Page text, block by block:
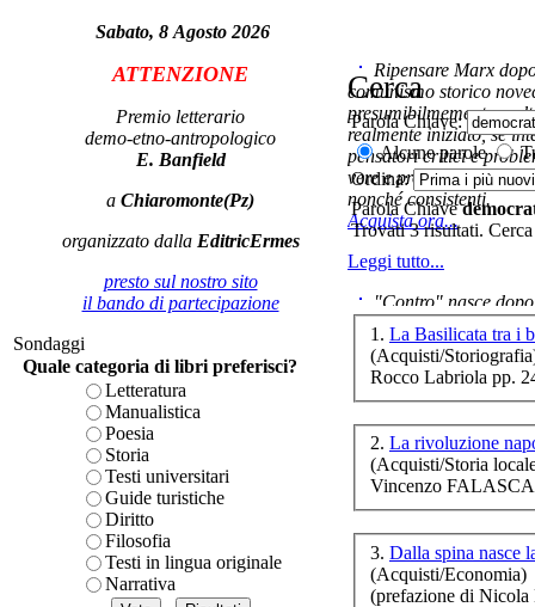
di
Sabato, 8 Agosto 2026
ATTENZIONE
Premio letterario
demo-etno-antropologico
E. Banfield
a Chiaromonte(Pz)
organizzato dalla EditricErmes
presto sul nostro sito
il bando di partecipazione
Sondaggi
Quale categoria di libri preferisci?
Letteratura
Manualistica
Poesia
Storia
Testi universitari
Guide turistiche
Diritto
Filosofia
Testi in lingua originale
Narrativa
Ripensare Marx
comunismo storico
presumibilmemente
realmente iniziato, se
pensatori critici e
vere e proprie correnti
nonché consistenti.
Acquista ora...
Leggi tutto...
"Contro" nasce
cominciato con la
ripensaremarx. i saggi
questa collaborazione
è teorica, sempre però
presente fase.
Acquista ora...
A feed could not be
http://www.lastampa.it/
Cerca
Parola Chiave:
Alcune parole
Ordina:
Parola Chiave
Trovati 3 risultati.
1. La Basilicata tra i
(Acquisti/
Rocco Labriola pp.
2. La rivoluzione
(Acquisti/Storia
Vincenzo
3. Dalla spina nasce
(Acquisti/Economia)
(prefazione di